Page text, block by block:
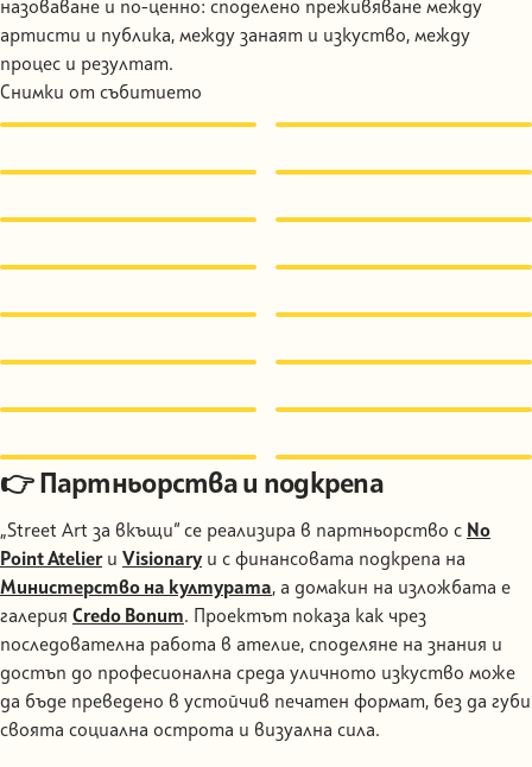
назоваване и по-ценно: споделено преживяване между
артисти и публика, между занаят и изкуство, между
процес и резултат.
Снимки от събитието
👉 Партньорства и подкрепа
„Street Art за вкъщи“ се реализира в партньорство с No
Point Atelierи Visionary и с финансовата подкрепа на
Министерство на културата, а домакин на изложбата е
галерия Credo Bonum. Проектът показа как чрез
последователна работа в ателие, споделяне на знания и
достъп до професионална среда уличното изкуство може
да бъде преведено в устойчив печатен формат, без да губи
своята социална острота и визуална сила.